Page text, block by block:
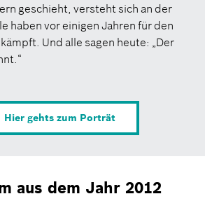
geschieht, versteht sich an der
haben vor einigen Jahren für den
Und alle sagen heute: „Der
Hier gehts zum Porträt
aus dem Jahr 2012